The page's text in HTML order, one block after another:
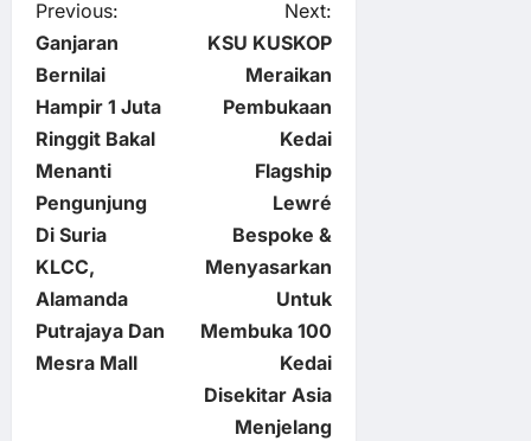
P
o
s
t
n
a
v
Previous:
Ganjaran
Bernilai
Hampir 1 Juta
Ringgit Bakal
Menanti
Pengunjung
Di Suria
KLCC,
Alamanda
Putrajaya Dan
Mesra Mall
Next:
KSU KUSKOP
Meraikan
Pembukaan
Kedai
Flagship
Lewré
Bespoke &
Menyasarkan
Untuk
Membuka 100
Kedai
Disekitar Asia
Menjelang